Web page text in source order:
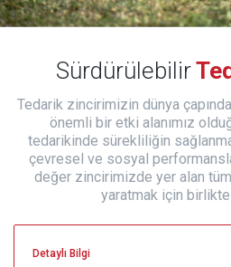
Sürdürülebilir
Tedarik zincirimizin dünya
önemli bir etki alanımız
tedarikinde sürekliliğin
çevresel ve sosyal
değer zincirimizde yer alan
yaratmak için birlikte
Detaylı Bilgi